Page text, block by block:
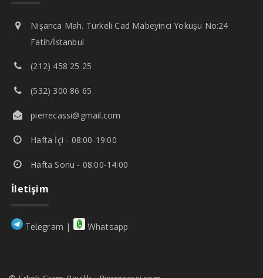
Nişanca Mah. Türkeli Cad Mabeyinci Yokuşu No:24
Fatih/İstanbul
(212) 458 25 25
(532) 300 86 65
pierrecassi@gmail.com
Hafta İçi - 08:00-19:00
Hafta Sonu - 08:00-14:00
İletişim
Telegram | Whatsapp